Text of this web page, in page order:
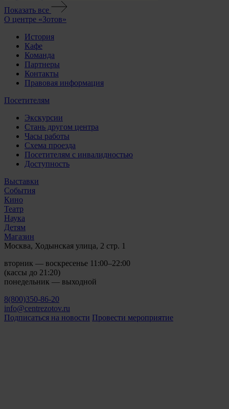
Показать все
О центре «Зотов»
История
Кафе
Команда
Партнеры
Контакты
Правовая информация
Посетителям
Экскурсии
Стань другом центра
Часы работы
Схема проезда
Посетителям с инвалидностью
Доступность
Выставки
События
Кино
Театр
Наука
Детям
Магазин
Москва, Ходынская улица, 2 стр. 1
вторник — воскресенье 11:00–22:00
(кассы до 21:20)
понедельник — выходной
8(800)350-86-20
info@centrezotov.ru
Подписаться на новости Провести мероприятие